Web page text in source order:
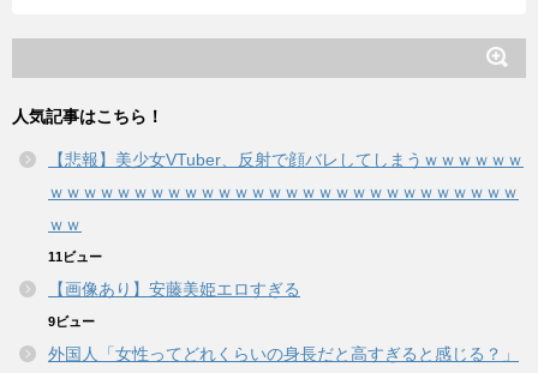
人気記事はこちら！
【悲報】美少女VTuber、反射で顔バレしてしまうｗｗｗｗｗｗ
ｗｗｗｗｗｗｗｗｗｗｗｗｗｗｗｗｗｗｗｗｗｗｗｗｗｗｗｗ
ｗｗ
11ビュー
【画像あり】安藤美姫エロすぎる
9ビュー
外国人「女性ってどれくらいの身長だと高すぎると感じる？」